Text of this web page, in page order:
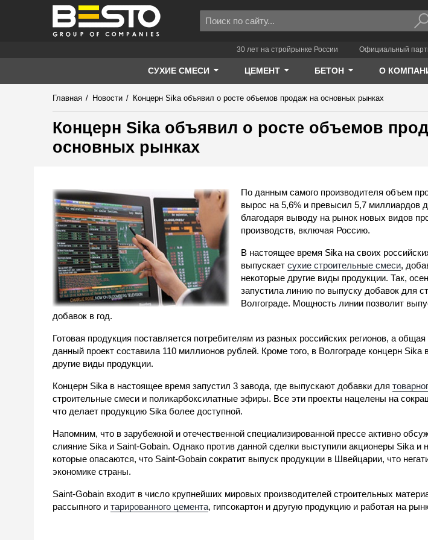
30 лет на стройрынке России Официальный
СУХИЕ СМЕСИ ЦЕМЕНТ БЕТОН О
Главная / Новости / Концерн Sika объявил о росте объемов продаж на основных рынках
Концерн Sika объявил о росте объемов
основных рынках
По данным самого производителя объем
вырос на 5,6% и превысил 5,7 миллиардов
благодаря выводу на рынок новых видов
производств, включая Россию.
В настоящее время Sika на своих
выпускаетсухие строительные смеси,
некоторые другие виды продукции. Так,
запустила линию по выпуску добавок для
Волгограде. Мощность линии позволит
добавок в год.
Готовая продукция поставляется потребителям из разных российских регионов, а
данный проект составила 110 миллионов рублей. Кроме того, в Волгограде концерн Sika
другие виды продукции.
Концерн Sika в настоящее время запустил 3 завода, где выпускают добавки для
строительные смеси и поликарбоксилатные эфиры. Все эти проекты нацелены на
что делает продукцию Sika более доступной.
Напомним, что в зарубежной и отечественной специализированной прессе активно
слияние Sika и Saint-Gobain. Однако против данной сделки выступили акционеры Sika и
которые опасаются, что Saint-Gobain сократит выпуск продукции в Швейцарии, что
экономике страны.
Saint-Gobain входит в число крупнейших мировых производителей строительных
рассыпного и тарированного цемента, гипсокартон и другую продукцию и работая на